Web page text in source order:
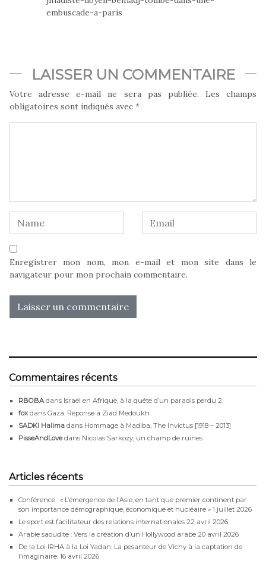
embuscade-a-paris
LAISSER UN COMMENTAIRE
Votre adresse e-mail ne sera pas publiée.
Les champs
obligatoires sont indiqués avec *
Enregistrer mon nom, mon e-mail et mon site dans le
navigateur pour mon prochain commentaire.
Commentaires récents
RBOBA dans Israël en Afrique, à la quête d’un paradis perdu 2
fox dans Gaza: Réponse à Ziad Medoukh
SADKI Halima dans Hommage à Madiba, The Invictus [1918 – 2013]
PisseAndLovedans Nicolas Sarkozy, un champ de ruines
Articles récents
Conférence : « L’émergence de l’Asie, en tant que premier continent par
son importance démographique, économique et nucléaire » 1 juillet 2026
Le sport est facilitateur des relations internationales 22 avril 2026
Arabie saoudite : Vers la création d’un Hollywood arabe 20 avril 2026
De la Loi IRHA à la Loi Yadan: La pesanteur de Vichy à la captation de
l’imaginaire. 16 avril 2026